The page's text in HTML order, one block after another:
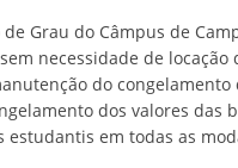
Grau do Câmpus de
necessidade de
do
dos valores
estudantis em todas as